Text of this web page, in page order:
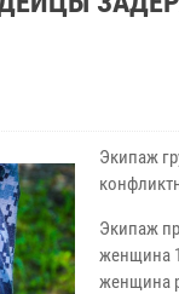
Экипаж
Экипаж
женщина
женщина